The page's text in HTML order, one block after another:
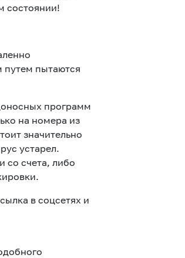
состоянии!
путем пытаются
программ
на номера из
значительно
устарел.
со счета, либо
в соцсетях и